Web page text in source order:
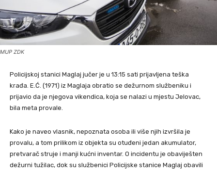
MUP ZDK
Policijskoj stanici Maglaj jučer je u 13:15 sati prijavljena teška
krađa. E.Ć. (1971) iz Maglaja obratio se dežurnom službeniku i
prijavio da je njegova vikendica, koja se nalazi u mjestu Jelovac,
bila meta provale.
Kako je naveo vlasnik, nepoznata osoba ili više njih izvršila je
provalu, a tom prilikom iz objekta su otuđeni jedan akumulator,
pretvarač struje i manji kućni inventar. O incidentu je obaviješten
dežurni tužilac, dok su službenici Policijske stanice Maglaj obavili